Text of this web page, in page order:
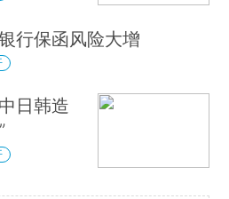
行保函风险大增
日韩造